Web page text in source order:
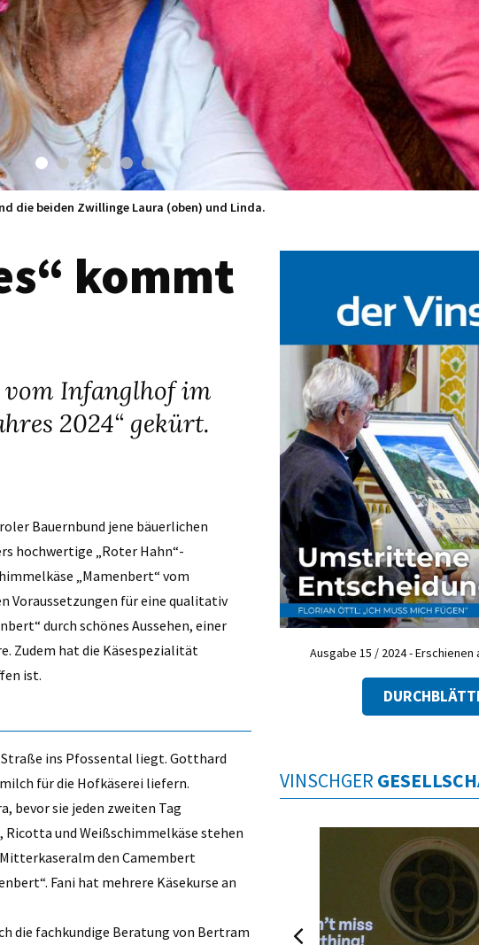
die beiden Zwillinge Laura (oben) und Linda.
kommt
vom Infanglhof im
2024“ gekürt.
Bauernbund jene bäuerlichen
hochwertige „Roter Hahn“-
„Mamenbert“ vom
Voraussetzungen für eine qualitativ
durch schönes Aussehen, einer
Zudem hat die Käsespezialität
ist.
ins Pfossental liegt. Gotthard
für die Hofkäserei liefern.
bevor sie jeden zweiten Tag
Ricotta und Weißschimmelkäse stehen
den Camembert
Fani hat mehrere Käsekurse an
die fachkundige Beratung von Bertram
Ausgabe 15 / 2024 - Erschienen
VINSCHGER